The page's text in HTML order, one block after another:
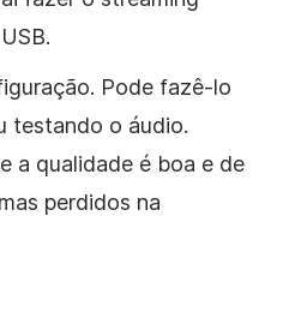
Pode fazê-lo
testando o áudio.
a qualidade é boa e de
perdidos na